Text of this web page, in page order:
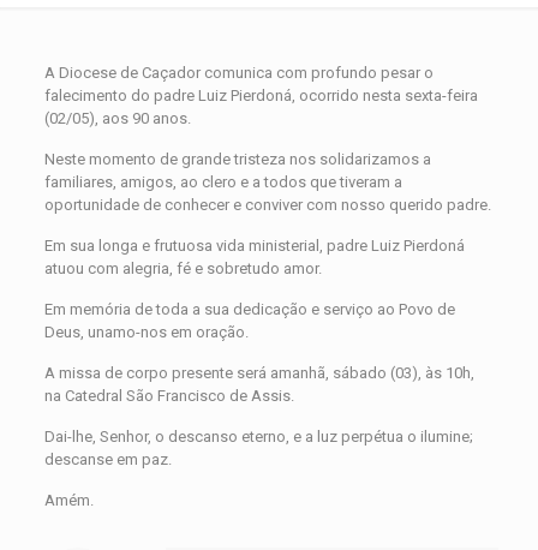
A Diocese de Caçador comunica com profundo pesar o
falecimento do padre Luiz Pierdoná, ocorrido nesta sexta-feira
(02/05), aos 90 anos.
Neste momento de grande tristeza nos solidarizamos a
familiares, amigos, ao clero e a todos que tiveram a
oportunidade de conhecer e conviver com nosso querido padre.
Em sua longa e frutuosa vida ministerial, padre Luiz Pierdoná
atuou com alegria, fé e sobretudo amor.
Em memória de toda a sua dedicação e serviço ao Povo de
Deus, unamo-nos em oração.
A missa de corpo presente será amanhã, sábado (03), às 10h,
na Catedral São Francisco de Assis.
Dai-lhe, Senhor, o descanso eterno, e a luz perpétua o ilumine;
descanse em paz.
Amém.